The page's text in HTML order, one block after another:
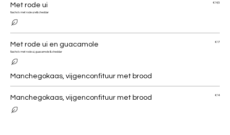
Met rode ui
Nacho's met rode ui e& cheddar
€ 14,5
Met rode ui en guacamole
Nacho's met rode ui, guacamole & cheddar
€ 17
Manchegokaas, vijgenconfituur met brood
Manchegokaas, vijgenconfituur met brood € 14